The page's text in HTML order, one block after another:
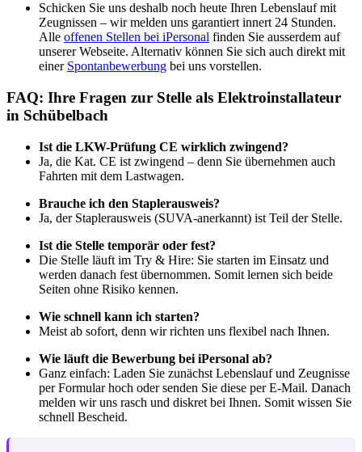
Schicken Sie uns deshalb noch heute Ihren Lebenslauf mit
Zeugnissen – wir melden uns garantiert innert 24 Stunden.
Alle offenen Stellen bei iPersonal finden Sie ausserdem auf
unserer Webseite. Alternativ können Sie sich auch direkt mit
einer Spontanbewerbung bei uns vorstellen.
FAQ: Ihre Fragen zur Stelle als Elektroinstallateur
in Schübelbach
Ist die LKW-Prüfung CE wirklich zwingend?
Ja, die Kat. CE ist zwingend – denn Sie übernehmen auch
Fahrten mit dem Lastwagen.
Brauche ich den Staplerausweis?
Ja, der Staplerausweis (SUVA-anerkannt) ist Teil der Stelle.
Ist die Stelle temporär oder fest?
Die Stelle läuft im Try & Hire: Sie starten im Einsatz und
werden danach fest übernommen. Somit lernen sich beide
Seiten ohne Risiko kennen.
Wie schnell kann ich starten?
Meist ab sofort, denn wir richten uns flexibel nach Ihnen.
Wie läuft die Bewerbung bei iPersonal ab?
Ganz einfach: Laden Sie zunächst Lebenslauf und Zeugnisse
per Formular hoch oder senden Sie diese per E-Mail. Danach
melden wir uns rasch und diskret bei Ihnen. Somit wissen Sie
schnell Bescheid.